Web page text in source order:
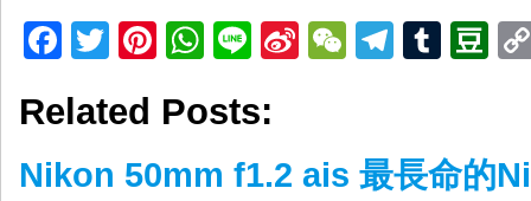
Facebook
TwitterPinterest
WhatsApp
LineSinaWeChat
Related Posts:
Nikon 50mm f1.2 ais 最長命的